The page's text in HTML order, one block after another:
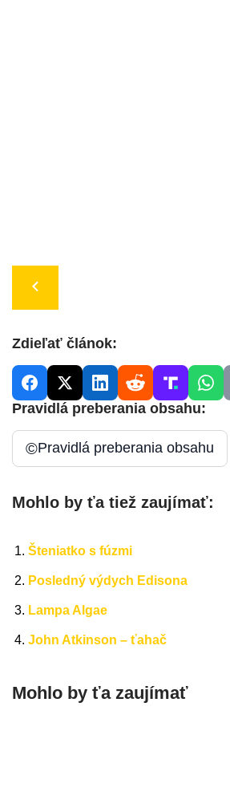
Zdieľať článok:
Pravidlá preberania obsahu:
©Pravidlá preberania obsahu
Mohlo by ťa tiež zaujímať:
Šteniatko s fúzmi
Posledný výdych Edisona
Lampa Algae
John Atkinson – ťahač
Mohlo by ťa zaujímať